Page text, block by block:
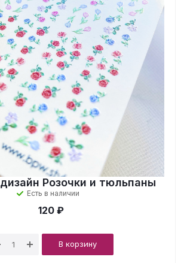
Розочки и тюльпаны
Есть в наличии
120 ₽
В корзину